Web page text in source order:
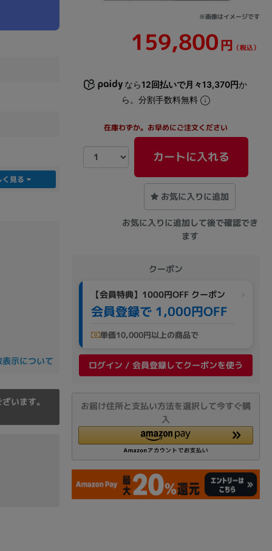
※画像はイメージです
159,800円 （税込）
なら12回払いで月々13,370円か
ら。分割手数料無料
在庫わずか。お早めにご注文ください
カートに入れる
お気に入りに追加
お気に入りに追加して後で確認でき
ます
クーポン
【会員特典】1000円OFF クーポン
会員登録で 1,000円OFF
単価10,000円以上の商品で
ログイン / 会員登録してクーポンを使う
お届け住所と支払い方法を選択して今すぐ購
入
く見る
示について
います。